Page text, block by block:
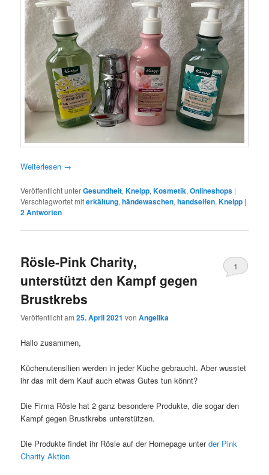
Weiterlesen →
Veröffentlicht unterGesundheit,Kneipp,Kosmetik,Onlineshops |
Verschlagwortet miterkältung,händewaschen,handseifen,Kneipp |
2Antworten
Rösle-Pink Charity,
unterstützt den Kampf gegen
Brustkrebs
Veröffentlicht am25. April 2021 vonAngelika
1
Hallo zusammen,
Küchenutensilien werden in jeder Küche gebraucht. Aber wusstet
ihr das mit dem Kauf auch etwas Gutes tun könnt?
Die Firma Rösle hat 2 ganz besondere Produkte, die sogar den
Kampf gegen Brustkrebs unterstützen.
Die Produkte findet ihr Rösle auf der Homepage unterder Pink
Charity Aktion